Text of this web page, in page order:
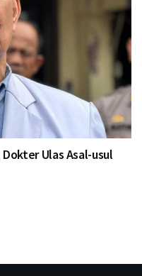
Ulas Asal-usul